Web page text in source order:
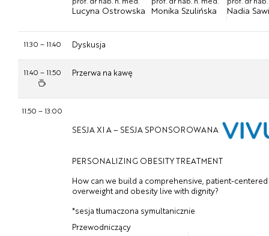
Lucyna Ostrowska Monika Szulińska Nadia
11:30 – 11:40 Dyskusja
11:40 – 11:50 Przerwa na kawę
11:50 – 13:00
SESJA XI A – SESJA SPONSOROWANA
PERSONALIZING OBESITY TREATMENT
How can we build a comprehensive, patient-
overweight and obesity live with dignity?
*sesja tłumaczona symultanicznie
Przewodniczący